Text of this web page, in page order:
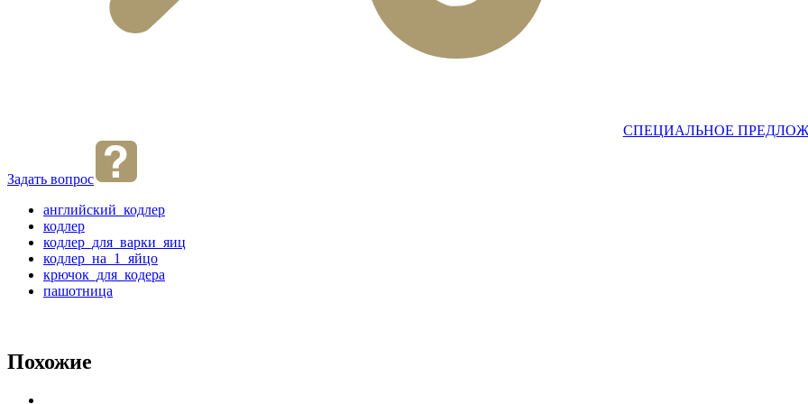
СПЕЦИАЛЬНОЕ
Задать вопрос
английский_кодлер
кодлер
кодлер_для_варки_яиц
кодлер_на_1_яйцо
крючок_для_кодера
пашотница
Похожие